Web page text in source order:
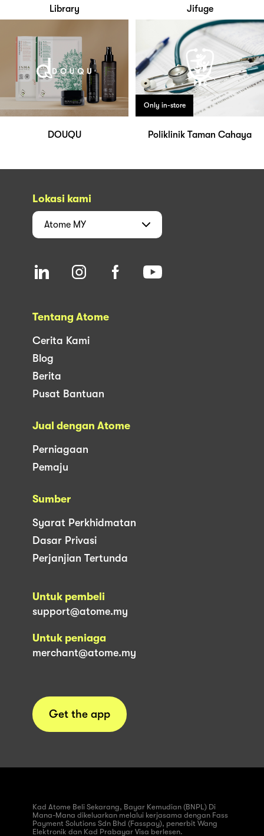
Library Jifuge
DOUQU
Only in-store
Poliklinik Taman Cahaya
Lokasi kami
Atome MY
Tentang Atome
Cerita Kami
Blog
Berita
Pusat Bantuan
Jual dengan Atome
Perniagaan
Pemaju
Sumber
Syarat Perkhidmatan
Dasar Privasi
Perjanjian Tertunda
Untuk pembeli
support@atome.my
Untuk peniaga
merchant@atome.my
Get the app
Kad Atome Beli Sekarang, Bayar Kemudian (BNPL) Di
Mana-Mana dikeluarkan melalui kerjasama dengan Fass
Payment Solutions Sdn Bhd (Fasspay), penerbit Wang
Elektronik dan Kad Prabayar Visa berlesen.